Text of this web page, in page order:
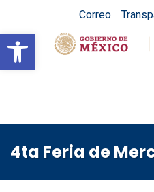
Abrir barra de
Correo
4ta Feria de